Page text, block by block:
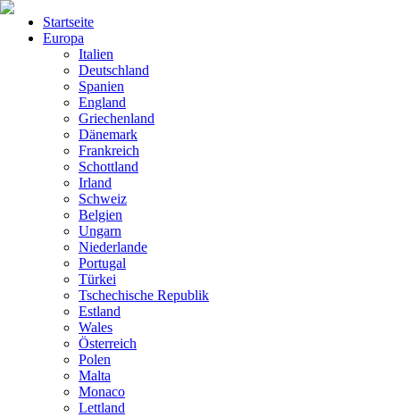
Startseite
Europa
Italien
Deutschland
Spanien
England
Griechenland
Dänemark
Frankreich
Schottland
Irland
Schweiz
Belgien
Ungarn
Niederlande
Portugal
Türkei
Tschechische Republik
Estland
Wales
Österreich
Polen
Malta
Monaco
Lettland